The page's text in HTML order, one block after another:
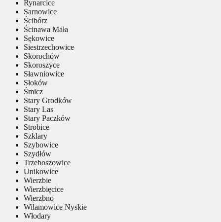
Rynarcice
Sarnowice
Ścibórz
Ścinawa Mała
Sękowice
Siestrzechowice
Skorochów
Skoroszyce
Sławniowice
Słoków
Śmicz
Stary Grodków
Stary Las
Stary Paczków
Strobice
Szklary
Szybowice
Szydłów
Trzeboszowice
Unikowice
Wierzbie
Wierzbięcice
Wierzbno
Wilamowice Nyskie
Włodary